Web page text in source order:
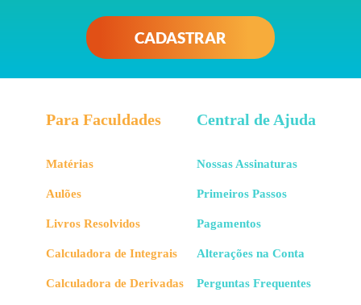
CADASTRAR
Para Faculdades
Matérias
Aulões
Livros Resolvidos
Calculadora de Integrais
Calculadora de Derivadas
Central de Ajuda
Nossas Assinaturas
Primeiros Passos
Pagamentos
Alterações na Conta
Perguntas Frequentes